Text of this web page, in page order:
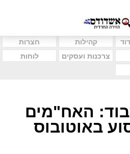
קהילות
חצרות
צרכנות ועסקים
לוחות
האח"מים
באוטובוס